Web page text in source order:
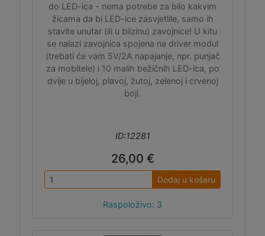
do LED-ica - nema potrebe za bilo kakvim
žicama da bi LED-ice zasvjetlile, samo ih
stavite unutar (ili u blizinu) zavojnice! U kitu
se nalazi zavojnica spojena na driver modul
(trebati će vam 5V/2A napajanje, npr. punjač
za mobitele) i 10 malih bežičnih LED-ica, po
dvije u bijeloj, plavoj, žutoj, zelenoj i crvenoj
boji.
ID:12281
26,00 €
Dodaj u košaru
Raspoloživo: 3